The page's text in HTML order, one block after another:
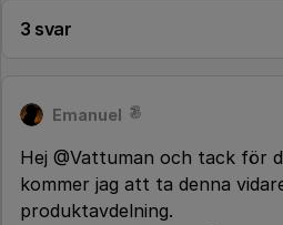
3 svar
Emanuel
Hej @Vattuman och tack för
kommer jag att ta denna
produktavdelning.